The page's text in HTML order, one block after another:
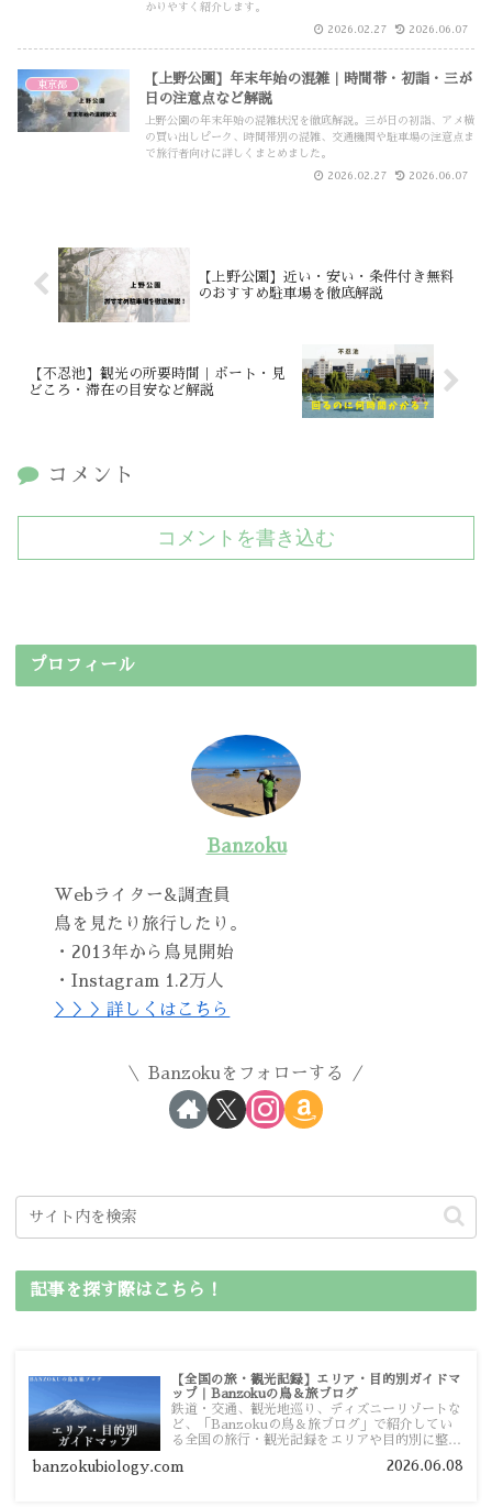
かりやすく紹介します。
2026.02.27 2026.06.07
東京都
【上野公園】年末年始の混雑｜時間帯・初詣・三が
日の注意点など解説
上野公園の年末年始の混雑状況を徹底解説。三が日の初詣、アメ横
の買い出しピーク、時間帯別の混雑、交通機関や駐車場の注意点ま
で旅行者向けに詳しくまとめました。
2026.02.27 2026.06.07
【上野公園】近い・安い・条件付き無料
のおすすめ駐車場を徹底解説
【不忍池】観光の所要時間｜ボート・見
どころ・滞在の目安など解説
コメント
コメントを書き込む
プロフィール
Banzoku
Webライター&調査員
鳥を見たり旅行したり。
・2013年から鳥見開始
・Instagram 1.2万人
＞＞＞詳しくはこちら
Banzokuをフォローする
記事を探す際はこちら！
【全国の旅・観光記録】エリア・目的別ガイドマ
ップ｜Banzokuの鳥＆旅ブログ
鉄道・交通、観光地巡り、ディズニーリゾートな
ど、「Banzokuの鳥＆旅ブログ」で紹介してい
る全国の旅行・観光記録をエリアや目的別に整理
ガイドマップからスムーズに見つけていただけま
banzokubiology.com 2026.06.08